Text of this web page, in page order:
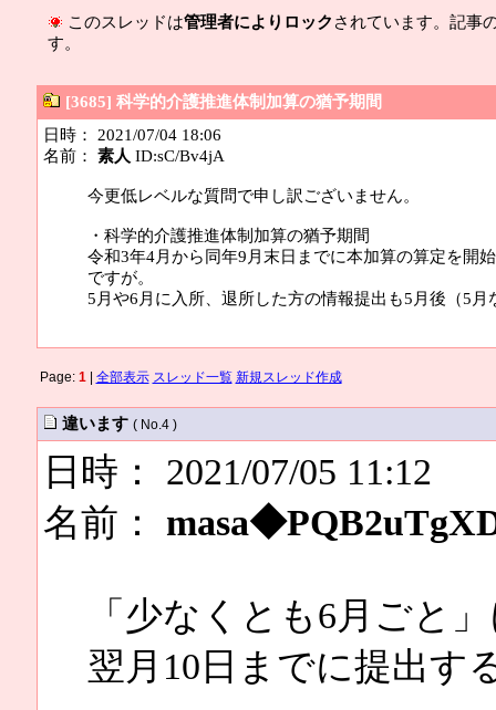
このスレッドは管理者によりロック されています。記事
す。
[3685] 科学的介護推進体制加算の猶予期間
日時： 2021/07/04 18:06
名前： 素人 ID:sC/Bv4jA
今更低レベルな質問で申し訳ございません。
・科学的介護推進体制加算の猶予期間
令和3年4月から同年9月末日までに本加算の算定を開
ですが。
5月や6月に入所、退所した方の情報提出も5月後（5
Page: 1| 全部表示 スレッド一覧 新規スレッド作成
違います ( No.4 )
日時： 2021/07/05 11:12
名前：
「少なくとも6月ごと
翌月10日までに提出す